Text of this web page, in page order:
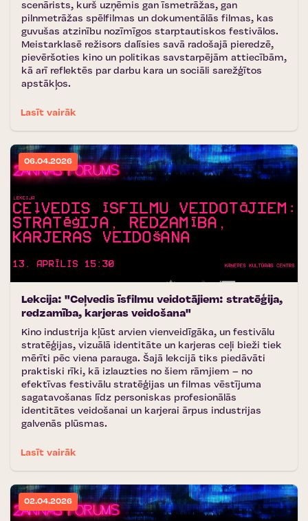
scenārists, kurš uzņēmis gan īsmetrāžas, gan
pilnmetrāžas spēlfilmas un dokumentālās filmas, kas
guvušas atzinību nozīmīgos starptautiskos festivālos.
Meistarklasē režisors dalīsies savā radošajā pieredzē,
pievēršoties kino un politikas savstarpējām attiecībām,
kā arī reflektēs par darbu kara un sociāli sarežģītos
apstākļos.
Lasīt vairāk
06.04.2026
Lekcija: "Ceļvedis īsfilmu veidotājiem: stratēģija,
redzamība, karjeras veidošana"
Kino industrija kļūst arvien vienveidīgāka, un festivālu
stratēģijas, vizuālā identitāte un karjeras ceļi bieži tiek
mērīti pēc viena parauga. Šajā lekcijā tiks piedāvāti
praktiski rīki, kā izlauzties no šiem rāmjiem – no
efektīvas festivālu stratēģijas un filmas vēstījuma
sagatavošanas līdz personiskas profesionālās
identitātes veidošanai un karjerai ārpus industrijas
galvenās plūsmas.
Lasīt vairāk
02.04.2026